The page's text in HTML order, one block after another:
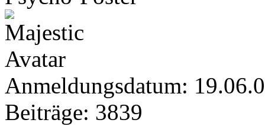
Anmeldungsdatum:
Beiträge: 3839